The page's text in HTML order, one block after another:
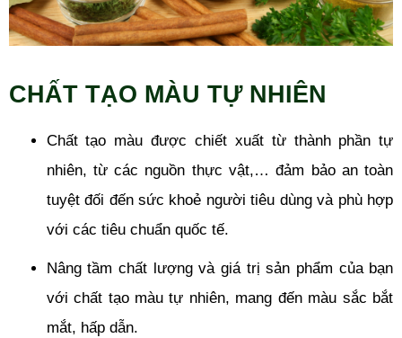
CHẤT TẠO MÀU TỰ NHIÊN
Chất tạo màu được chiết xuất từ thành phần tự
nhiên, từ các nguồn thực vật,… đảm bảo an toàn
tuyệt đối đến sức khoẻ người tiêu dùng và phù hợp
với các tiêu chuẩn quốc tế.
Nâng tầm chất lượng và giá trị sản phẩm của bạn
với chất tạo màu tự nhiên, mang đến màu sắc bắt
mắt, hấp dẫn.